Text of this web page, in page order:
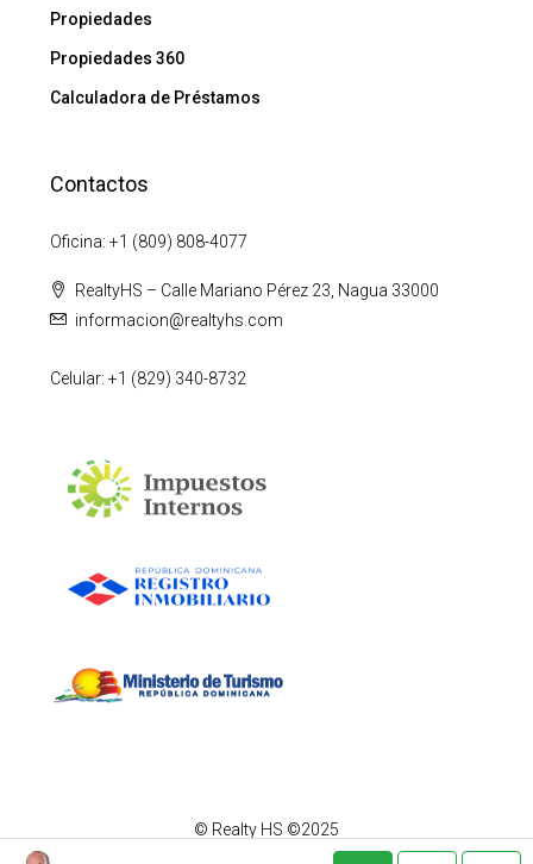
Propiedades
Propiedades 360
Calculadora de Préstamos
Contactos
Oficina: +1 (809) 808-4077
RealtyHS – Calle Mariano Pérez 23, Nagua 33000
informacion@realtyhs.com
Celular: +1 (829) 340-8732
© Realty HS ©2025